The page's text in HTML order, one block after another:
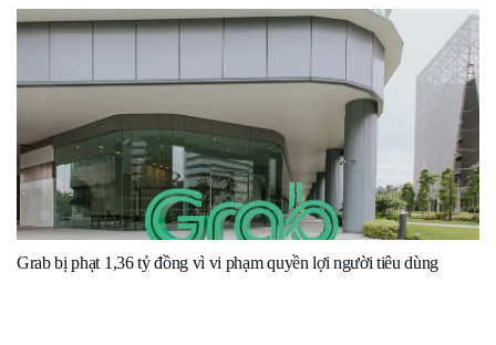
Grab bị phạt 1,36 tỷ đồng vì vi phạm quyền lợi người tiêu dùng